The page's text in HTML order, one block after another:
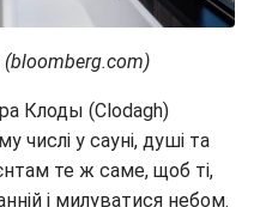
(bloomberg.com)
Клоды (Clodagh)
числі у сауні, душі та
те ж саме, щоб ті,
і милуватися небом.